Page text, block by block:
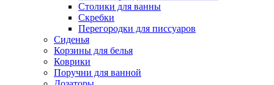
Столики для ванны
Скребки
Перегородки для писсуаров
Сиденья
Корзины для белья
Коврики
Поручни для ванной